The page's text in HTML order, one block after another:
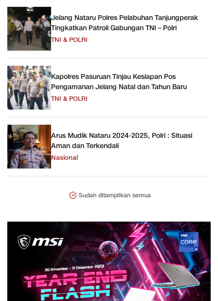
Jelang Nataru Polres Pelabuhan Tanjungperak
Tingkatkan Patroli Gabungan TNI – Polri
TNI & POLRI
Kapolres Pasuruan Tinjau Kesiapan Pos
Pengamanan Jelang Natal dan Tahun Baru
TNI & POLRI
Arus Mudik Nataru 2024-2025, Polri : Situasi
Aman dan Terkendali
Nasional
Sudah ditampilkan semua